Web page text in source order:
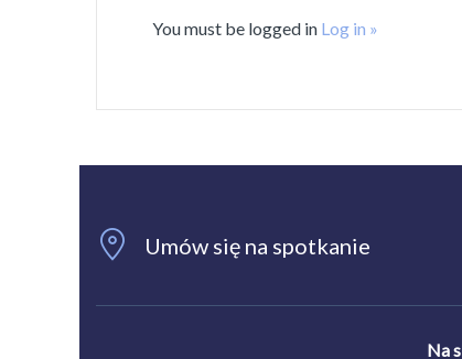
You must be logged in Log in »
Umów się na spotkanie
Na